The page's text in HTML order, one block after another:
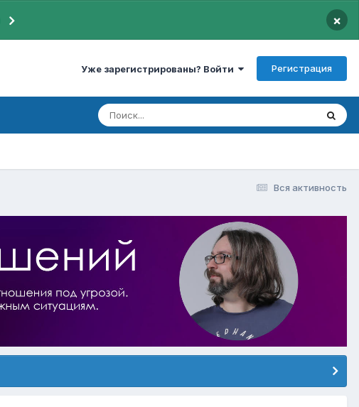
×
Уже зарегистрированы? Войти Регистрация
Вся активность